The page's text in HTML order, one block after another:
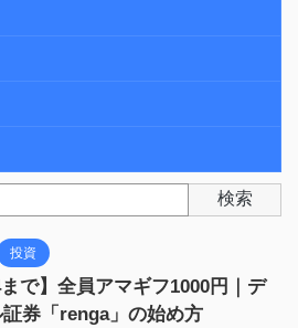
検索
投資
まで】全員アマギフ1000円｜デ
証券「renga」の始め方